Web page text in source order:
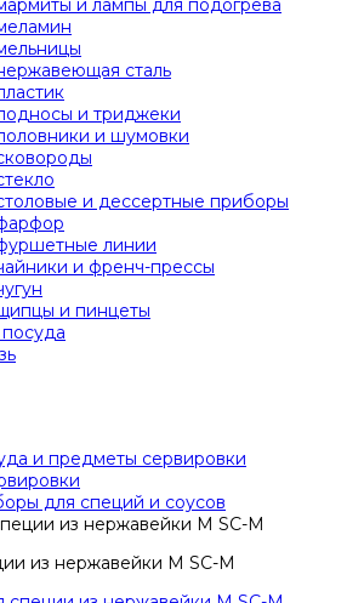
и лампы для подогрева
сталь
и триджеки
и шумовки
и дессертные приборы
линии
и френч-прессы
и пинцеты
и предметы сервировки
для специй и соусов
из нержавейки M SC-M